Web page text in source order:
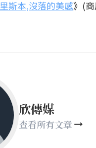
里斯本,沒落的美感》(
欣傳媒
查看所有文章